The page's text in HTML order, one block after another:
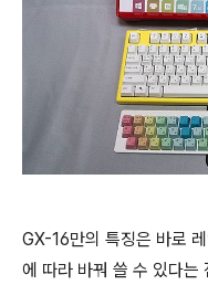
GX-16만의 특징은 바로
에 따라 바꿔 쓸 수 있다는